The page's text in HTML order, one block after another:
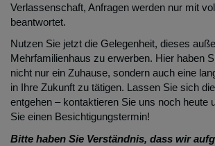
Verlassenschaft, Anfragen werden nur mit
beantwortet.
Nutzen Sie jetzt die Gelegenheit, dieses
Mehrfamilienhaus zu erwerben. Hier haben
nicht nur ein Zuhause, sondern auch eine
in Ihre Zukunft zu tätigen. Lassen Sie sich
entgehen – kontaktieren Sie uns noch heute
Sie einen Besichtigungstermin!
Bitte haben Sie Verständnis, dass wir